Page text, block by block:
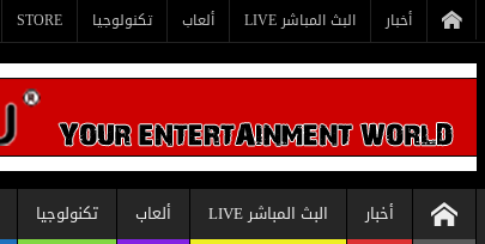
أخبار البث المباشر LIVE ألعاب تكنولوجيا STORE
أخبار البث المباشر LIVE ألعاب تكنولوجيا